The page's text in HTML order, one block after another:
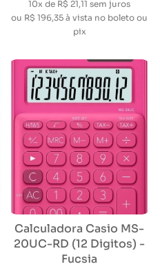
10x de R$ 21,11 sem juros
ou R$ 196,35 à vista no boleto ou
pix
Calculadora Casio MS-
20UC-RD (12 Digitos) -
Fucsia